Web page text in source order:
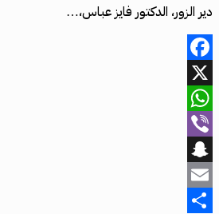
دير الزور، الدكتور فايز عباس،…
Facebook
X
WhatsApp
Viber
Snapchat
Email